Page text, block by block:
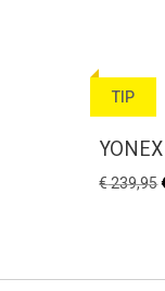
TIP
€239,95